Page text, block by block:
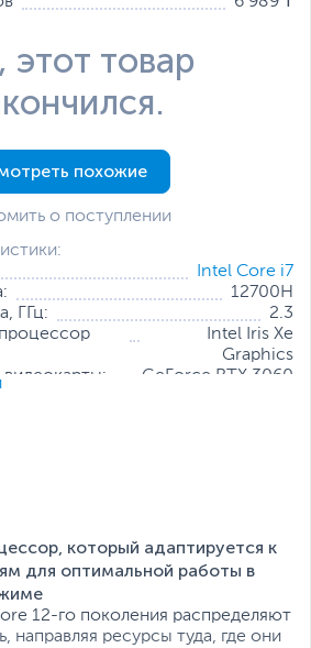
Intel Core i7
12700H
ГГц:
2.3
Intel Iris Xe
Graphics
GeForce RTX 3060
этот товар
похожие
о поступлении
который адаптируется к
для оптимальной работы в
12-го поколения распределяют
направляя ресурсы туда, где они